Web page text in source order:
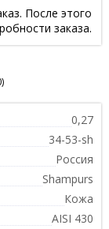
После этого
заказа.
0,27
34-53-sh
Россия
Shampurs
Кожа
AISI 430